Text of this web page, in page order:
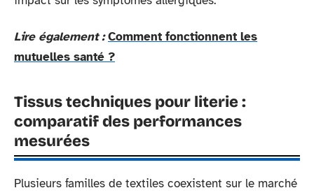
Lire également : Comment fonctionnent les
mutuelles santé ?
Tissus techniques pour literie :
comparatif des performances
mesurées
Plusieurs familles de textiles coexistent sur le marché